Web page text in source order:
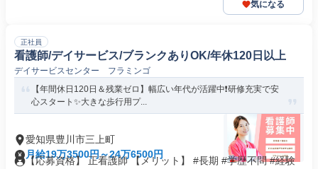
気になる
正社員
看護師/デイサービス/ブランクありOK/年休120日以上
デイサービスセンター フラミンゴ
【年間休日120日＆残業ゼロ】幅広い年代が活躍中❗️研修充実で安
心スタート✨大きな歩行用プ...
愛知県豊川市三上町
月給19万3500円～24万6500円
【応募資格】 正看護師 【メリット】 #長期 #学歴不問 #経験